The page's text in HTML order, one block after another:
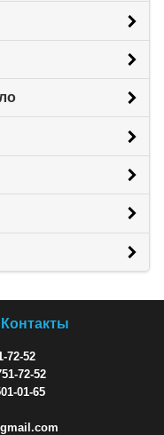
Контакты
72-52
72-52
01-65